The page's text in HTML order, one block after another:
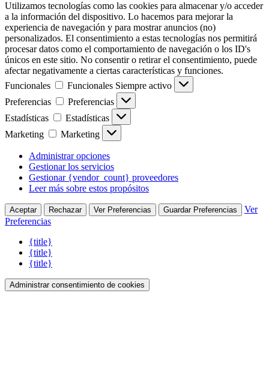
Utilizamos tecnologías como las cookies para almacenar y/o acceder
a la información del dispositivo. Lo hacemos para mejorar la
experiencia de navegación y para mostrar anuncios (no)
personalizados. El consentimiento a estas tecnologías nos permitirá
procesar datos como el comportamiento de navegación o los ID's
únicos en este sitio. No consentir o retirar el consentimiento, puede
afectar negativamente a ciertas características y funciones.
Funcionales
Funcionales Siempre activo
Preferencias
Preferencias
Estadísticas
Estadísticas
Marketing
Marketing
Administrar opciones
Gestionar los servicios
Gestionar {vendor_count} proveedores
Leer más sobre estos propósitos
Aceptar Rechazar Ver Preferencias Guardar Preferencias
Ver
Preferencias
{title}
{title}
{title}
Administrar consentimiento de cookies